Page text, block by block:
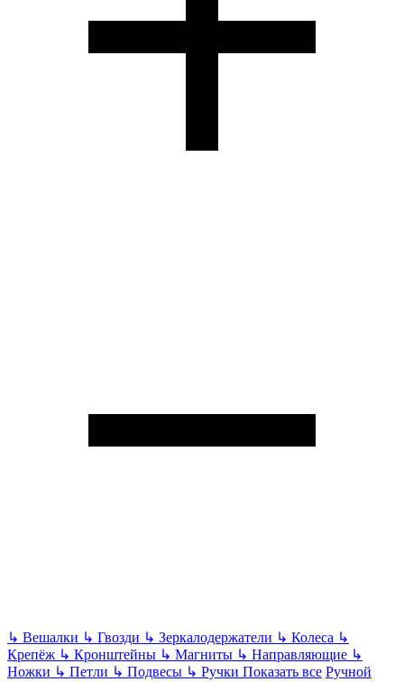
↳ Вешалки ↳ Гвозди ↳ Зеркалодержатели ↳ Колеса ↳
Крепёж ↳ Кронштейны ↳ Магниты ↳ Направляющие ↳
Ножки ↳ Петли ↳ Подвесы ↳ Ручки Показать все Ручной